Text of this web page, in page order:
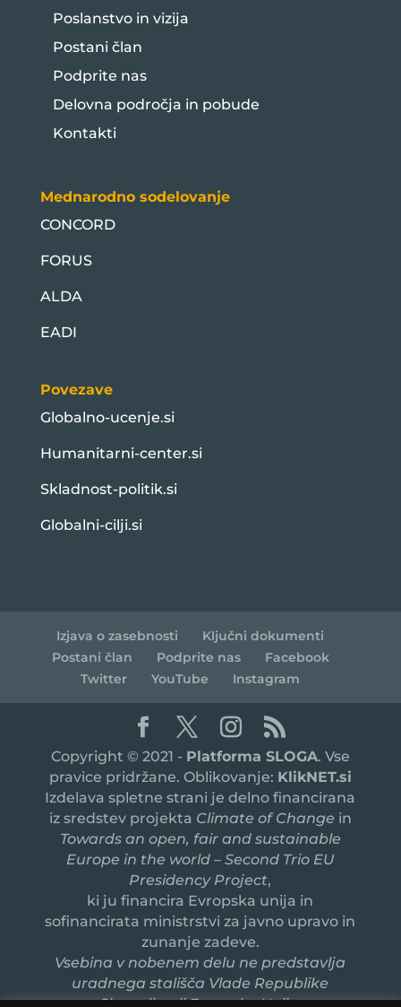
Poslanstvo in vizija
Postani član
Podprite nas
Delovna področja in pobude
Kontakti
Mednarodno sodelovanje
CONCORD
FORUS
ALDA
EADI
Povezave
Globalno-ucenje.si
Humanitarni-center.si
Skladnost-politik.si
Globalni-cilji.si
Izjava o zasebnosti
Ključni dokumenti
Postani član
Podprite nas
Facebook
Twitter
YouTube Instagram
Copyright © 2021 - Platforma SLOGA. Vse
pravice pridržane. Oblikovanje: KlikNET.si
Izdelava spletne strani je delno financirana
iz sredstev projekta Climate of Change in
Towards an open, fair and sustainable
Europe in the world – Second Trio EU
Presidency Project,
ki ju financira Evropska unija in
sofinancirata ministrstvi za javno upravo in
zunanje zadeve.
Vsebina v nobenem delu ne predstavlja
uradnega stališča Vlade Republike